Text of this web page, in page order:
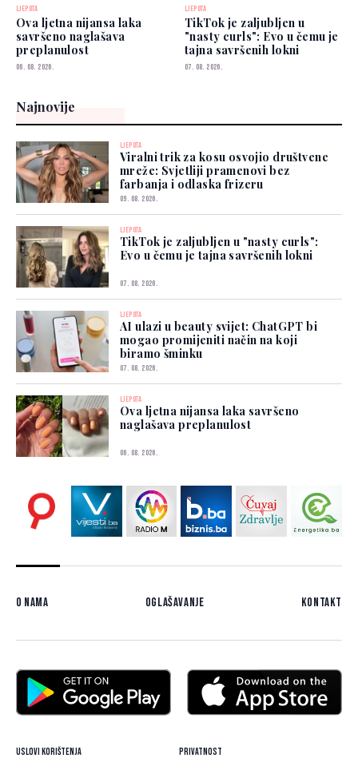
LJEPOTA
Ova ljetna nijansa laka
savršeno naglašava
preplanulost
06. 08. 2026.
LJEPOTA
TikTok je zaljubljen u
"nasty curls": Evo u čemu je
tajna savršenih lokni
07. 08. 2026.
Najnovije
LJEPOTA
Viralni trik za kosu osvojio društvene
mreže: Svjetliji pramenovi bez
farbanja i odlaska frizeru
09. 08. 2026.
LJEPOTA
TikTok je zaljubljen u "nasty curls":
Evo u čemu je tajna savršenih lokni
07. 08. 2026.
LJEPOTA
AI ulazi u beauty svijet: ChatGPT bi
mogao promijeniti način na koji
biramo šminku
07. 08. 2026.
LJEPOTA
Ova ljetna nijansa laka savršeno
naglašava preplanulost
06. 08. 2026.
O nama Oglašavanje Kontakt
Uslovi korištenja Privatnost